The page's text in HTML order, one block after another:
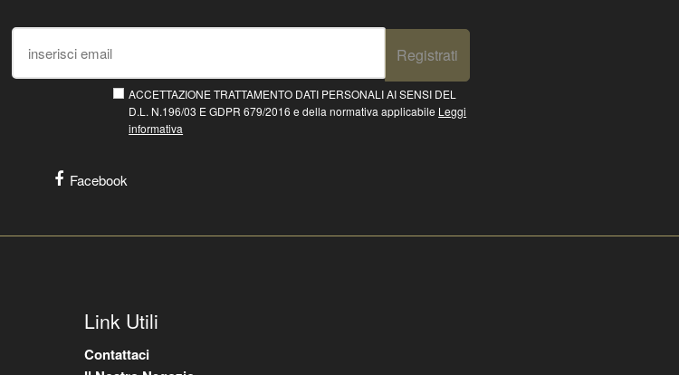
Registrati
ACCETTAZIONE TRATTAMENTO DATI PERSONALI AI SENSI DEL
D.L. N.196/03 E GDPR 679/2016 e della normativa applicabile Leggi
informativa
Facebook
Link Utili
Contattaci